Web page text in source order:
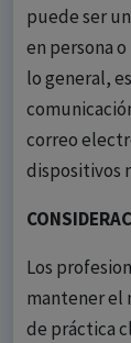
puede ser
en persona
lo general,
correo
dispositivos
Los
mantener el
de práctica